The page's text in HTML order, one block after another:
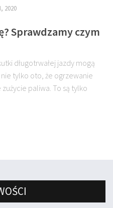
2020
Sprawdzamy czym
długotrwałej jazdy mogą
tylko oto, że ogrzewanie
paliwa. To są tylko